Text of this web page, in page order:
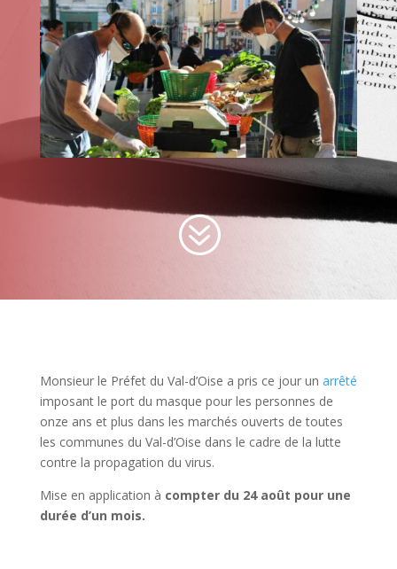
?
Monsieur le Préfet du Val-d’Oise a pris ce jour un arrêté
imposant le port du masque pour les personnes de
onze ans et plus dans les marchés ouverts de toutes
les communes du Val-d’Oise dans le cadre de la lutte
contre la propagation du virus.
Mise en application à compter du 24 août pour une
durée d’un mois.